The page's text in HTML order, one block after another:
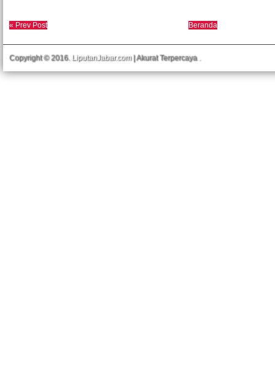
« Prev Post Beranda
Copyright © 2016. LiputanJabar.com| Akurat Terpercaya